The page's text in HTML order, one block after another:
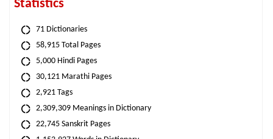
Statistics
71 Dictionaries
58,915 Total Pages
5,000 Hindi Pages
30,121 Marathi Pages
2,921 Tags
2,309,309 Meanings in Dictionary
22,745 Sanskrit Pages